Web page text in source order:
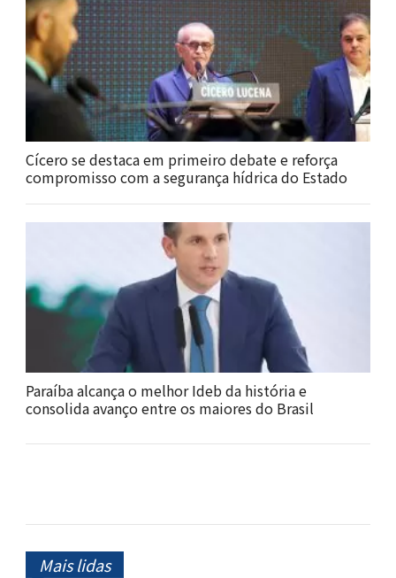
Cícero se destaca em primeiro debate e reforça
compromisso com a segurança hídrica do Estado
Paraíba alcança o melhor Ideb da história e
consolida avanço entre os maiores do Brasil
Mais lidas